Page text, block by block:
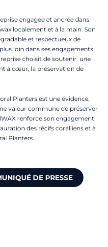
engagée et ancrée dans
localement et à la main. Son
et respectueux de
loin dans ses engagements
choisit de soutenir une
à cœur, la préservation de
Planters est une évidence,
valeur commune de préserver
renforce son engagement
des récifs coralliens et à
Planters.
DE PRESSE